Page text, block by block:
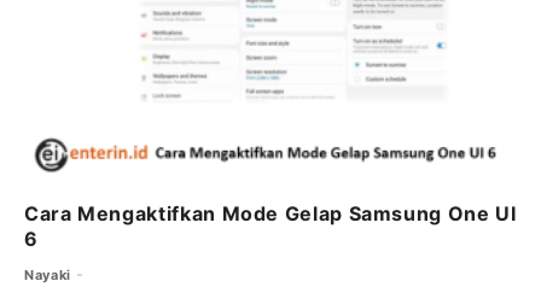
Cara Mengaktifkan Mode Gelap Samsung One UI
6
Nayaki